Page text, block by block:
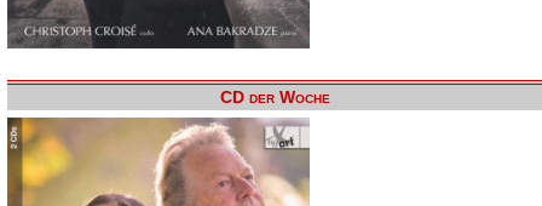
CD der Woche